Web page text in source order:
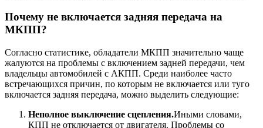
Почему не включается задняя передача на
МКПП?
Согласно статистике, обладатели МКПП значительно чаще
жалуются на проблемы с включением задней передачи, чем
владельцы автомобилей с АКПП. Среди наиболее часто
встречающихся причин, по которым не включается или туго
включается задняя передача, можно выделить следующие:
Неполное выключение сцепления.Иными словами,
КПП не отключается от двигателя. Проблемы со